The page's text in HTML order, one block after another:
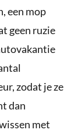
een mop
geen ruzie
zodat je ze
dan
met